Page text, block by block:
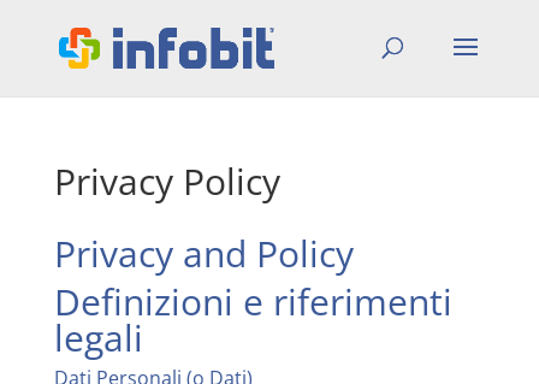
Privacy Policy
Privacy and Policy
Definizioni e riferimenti
legali
Dati Personali (o Dati)